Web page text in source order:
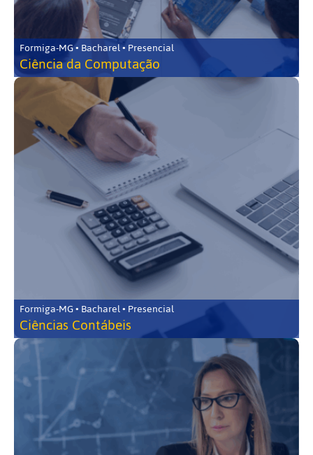
Formiga-MG • Bacharel • Presencial
Ciência da Computação
Formiga-MG • Bacharel • Presencial
Ciências Contábeis